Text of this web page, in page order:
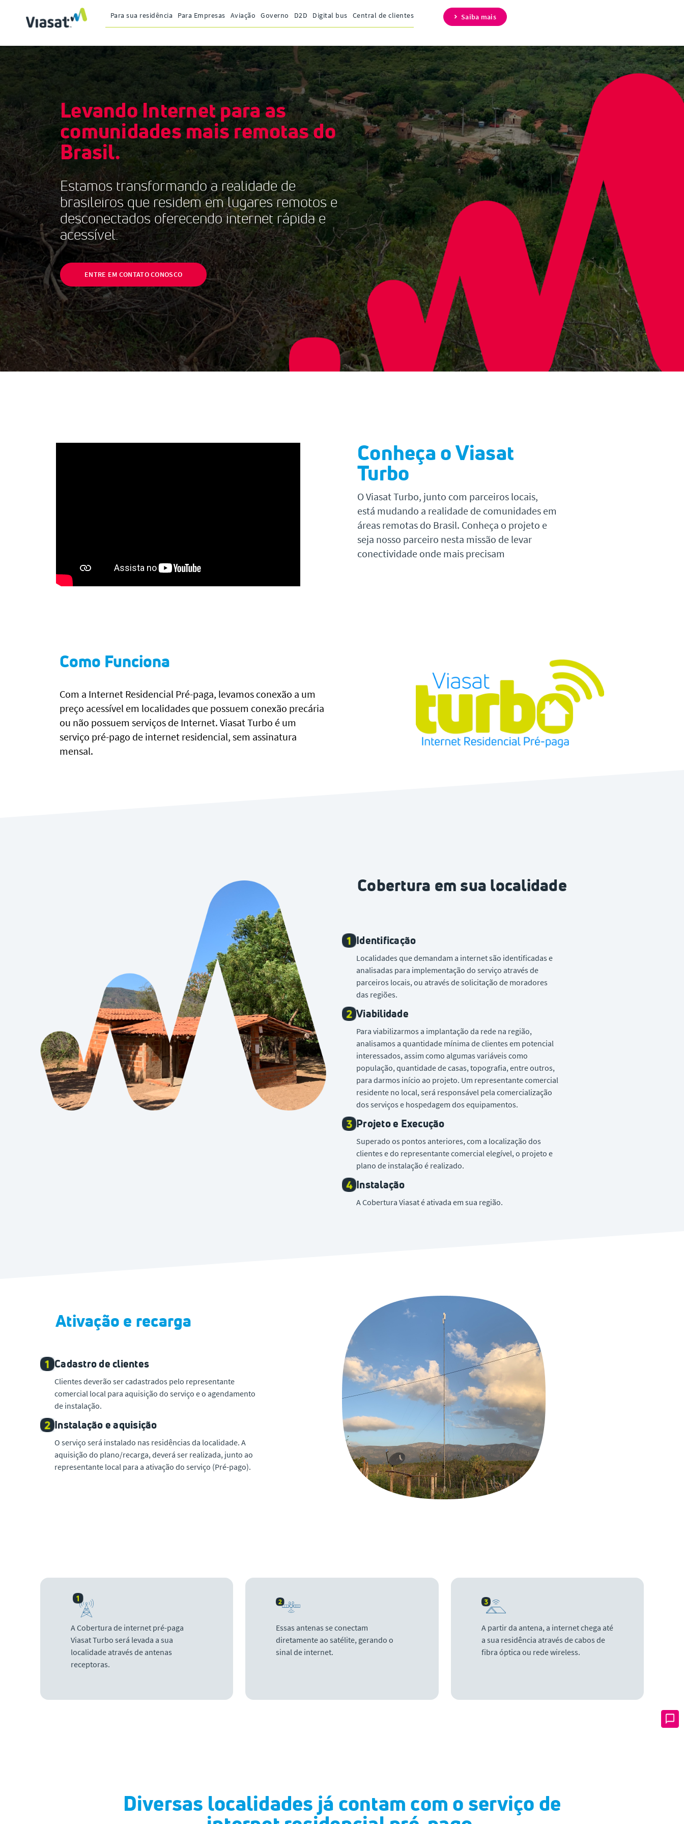
Para sua residência Para Empresas Aviação Governo D2D Digital bus Central de clientes Saiba mais
Levando Internet para as
comunidades mais remotas do
Brasil.
Estamos transformando a realidade de
brasileiros que residem em lugares remotos e
desconectados oferecendo internet rápida e
acessível.
ENTRE EM CONTATO CONOSCO
Conheça o Viasat
Turbo
O Viasat Turbo, junto com parceiros locais,
está mudando a realidade de comunidades em
áreas remotas do Brasil. Conheça o projeto e
seja nosso parceiro nesta missão de levar
conectividade onde mais precisam
Como Funciona
Com a Internet Residencial Pré-paga, levamos conexão a um
preço acessível em localidades que possuem conexão precária
ou não possuem serviços de Internet. Viasat Turbo é um
serviço pré-pago de internet residencial, sem assinatura
mensal.
Cobertura em sua localidade
Identificação
Localidades que demandam a internet são identificadas e
analisadas para implementação do serviço através de
parceiros locais, ou através de solicitação de moradores
das regiões.
Viabilidade
Para viabilizarmos a implantação da rede na região,
analisamos a quantidade mínima de clientes em potencial
interessados, assim como algumas variáveis como
população, quantidade de casas, topografia, entre outros,
para darmos início ao projeto. Um representante comercial
residente no local, será responsável pela comercialização
dos serviços e hospedagem dos equipamentos.
Projeto e Execução
Superado os pontos anteriores, com a localização dos
clientes e do representante comercial elegível, o projeto e
plano de instalação é realizado.
Instalação
A Cobertura Viasat é ativada em sua região.
Ativação e recarga
Cadastro de clientes
Clientes deverão ser cadastrados pelo representante
comercial local para aquisição do serviço e o agendamento
de instalação.
Instalação e aquisição
O serviço será instalado nas residências da localidade. A
aquisição do plano/recarga, deverá ser realizada, junto ao
representante local para a ativação do serviço (Pré-pago).
A Cobertura de internet pré-paga
Viasat Turbo será levada a sua
localidade através de antenas
receptoras.
Essas antenas se conectam
diretamente ao satélite, gerando o
sinal de internet.
A partir da antena, a internet chega até
a sua residência através de cabos de
fibra óptica ou rede wireless.
Diversas localidades já contam com o serviço de